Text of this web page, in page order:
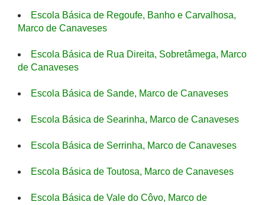
Escola Básica de Regoufe, Banho e Carvalhosa,
Marco de Canaveses
Escola Básica de Rua Direita, Sobretâmega, Marco
de Canaveses
Escola Básica de Sande, Marco de Canaveses
Escola Básica de Searinha, Marco de Canaveses
Escola Básica de Serrinha, Marco de Canaveses
Escola Básica de Toutosa, Marco de Canaveses
Escola Básica de Vale do Côvo, Marco de